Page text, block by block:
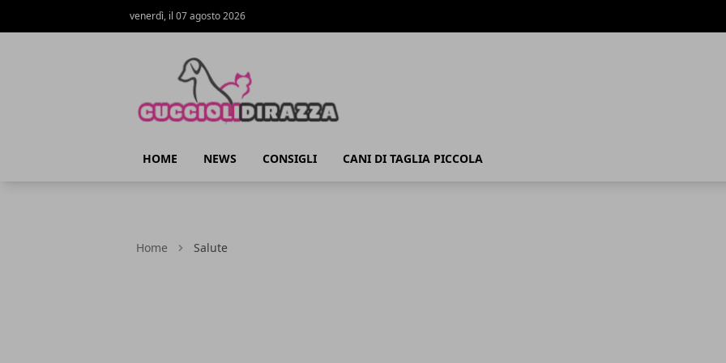
venerdì, il 07 agosto 2026
HOME NEWS CONSIGLI CANI DI TAGLIA PICCOLA
Home Salute